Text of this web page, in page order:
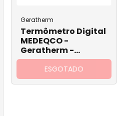
UTI
Geratherm
Termômetro Digital
MEDEQCO -
Geratherm -
Unidade
ESGOTADO